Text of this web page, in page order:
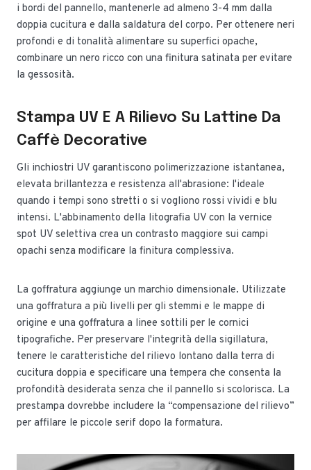
i bordi del pannello, mantenerle ad almeno 3-4 mm dalla
doppia cucitura e dalla saldatura del corpo. Per ottenere neri
profondi e di tonalità alimentare su superfici opache,
combinare un nero ricco con una finitura satinata per evitare
la gessosità.
Stampa UV E A Rilievo Su Lattine Da
Caffè Decorative
Gli inchiostri UV garantiscono polimerizzazione istantanea,
elevata brillantezza e resistenza all'abrasione: l'ideale
quando i tempi sono stretti o si vogliono rossi vividi e blu
intensi. L'abbinamento della litografia UV con la vernice
spot UV selettiva crea un contrasto maggiore sui campi
opachi senza modificare la finitura complessiva.
La goffratura aggiunge un marchio dimensionale. Utilizzate
una goffratura a più livelli per gli stemmi e le mappe di
origine e una goffratura a linee sottili per le cornici
tipografiche. Per preservare l'integrità della sigillatura,
tenere le caratteristiche del rilievo lontano dalla terra di
cucitura doppia e specificare una tempera che consenta la
profondità desiderata senza che il pannello si scolorisca. La
prestampa dovrebbe includere la “compensazione del rilievo”
per affilare le piccole serif dopo la formatura.